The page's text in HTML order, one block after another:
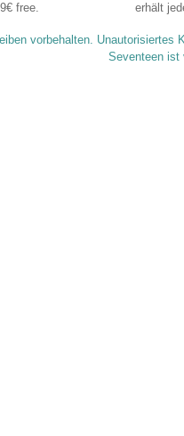
free. erhält
vorbehalten.
Seventeen ist